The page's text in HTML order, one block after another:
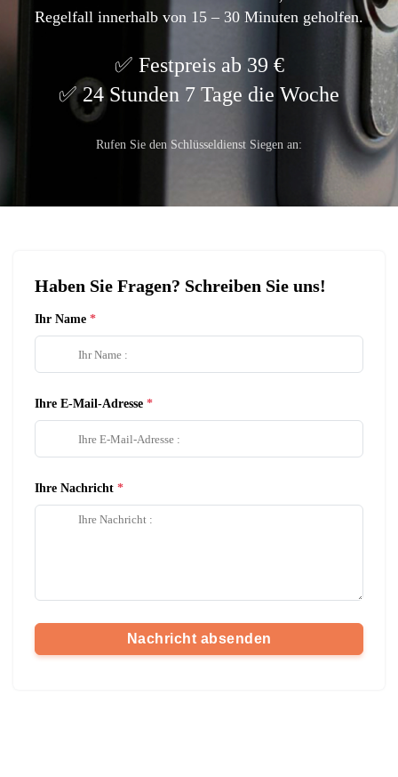
Regelfall innerhalb von 15 – 30 Minuten geholfen.
Festpreis ab 39 €
24 Stunden 7 Tage die Woche
Rufen Sie den Schlüsseldienst Siegen an:
Haben Sie Fragen? Schreiben Sie uns!
Ihr Name
Ihre E-Mail-Adresse
Ihre Nachricht
Nachricht absenden